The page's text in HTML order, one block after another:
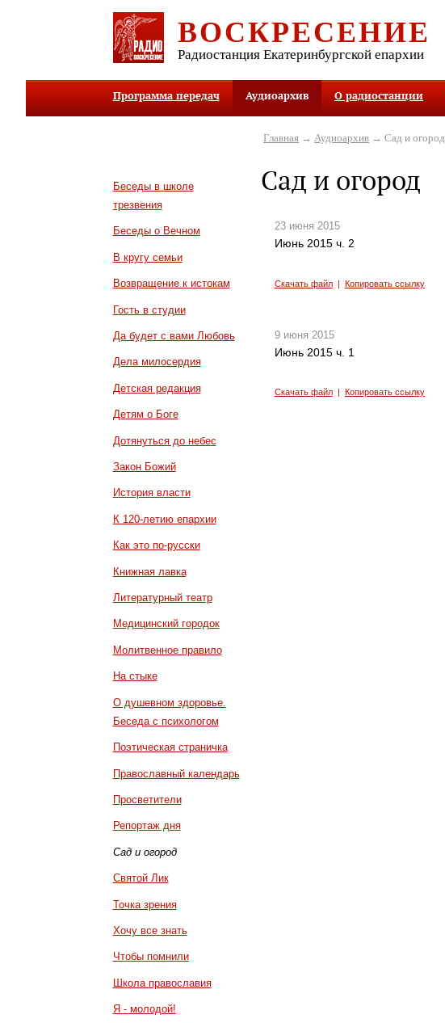
ВОСКРЕСЕНИЕ
Радиостанция Екатеринбургской епархии
Программа передач Аудиоархив О радиостанции
Беседы в школе
трезвения
Беседы о Вечном
В кругу семьи
Возвращение к истокам
Гость в студии
Да будет с вами Любовь
Дела милосердия
Детская редакция
Детям о Боге
Дотянуться до небес
Закон Божий
История власти
К 120-летию епархии
Как это по-русски
Книжная лавка
Литературный театр
Медицинский городок
Молитвенное правило
На стыке
О душевном здоровье.
Беседа с психологом
Поэтическая страничка
Православный календарь
Просветители
Репортаж дня
Сад и огород
Святой Лик
Точка зрения
Хочу все знать
Чтобы помнили
Школа православия
Я - молодой!
Главная → Аудиоархив → Сад и огород
Сад и огород
23 июня 2015
Июнь 2015 ч. 2
Скачать файл| Копировать ссылку
9 июня 2015
Июнь 2015 ч. 1
Скачать файл| Копировать ссылку